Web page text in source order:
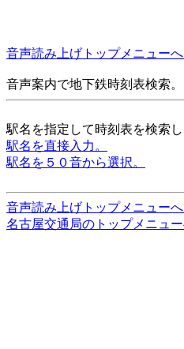
音声読み上げトップメニューへ
音声案内で地下鉄時刻表検索。
駅名を指定して時刻表を検索し
駅名を直接入力。
駅名を５０音から選択。
音声読み上げトップメニューへ
名古屋交通局のトップメニュー